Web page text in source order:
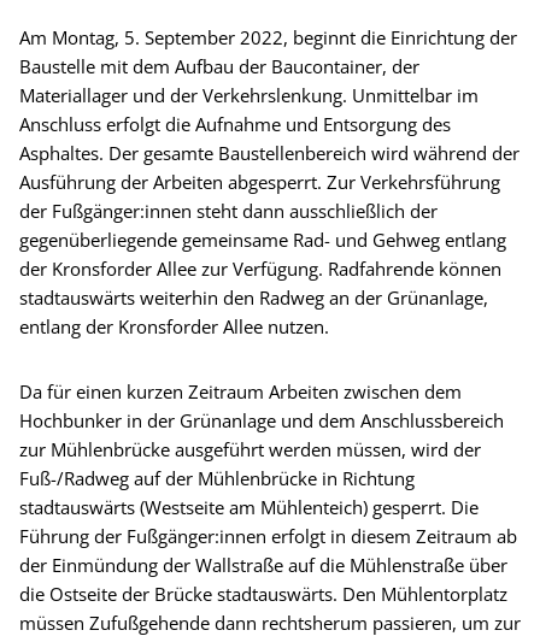
Am Montag, 5. September 2022, beginnt die Einrichtung der
Baustelle mit dem Aufbau der Baucontainer, der
Materiallager und der Verkehrslenkung. Unmittelbar im
Anschluss erfolgt die Aufnahme und Entsorgung des
Asphaltes. Der gesamte Baustellenbereich wird während der
Ausführung der Arbeiten abgesperrt. Zur Verkehrsführung
der Fußgänger:innen steht dann ausschließlich der
gegenüberliegende gemeinsame Rad- und Gehweg entlang
der Kronsforder Allee zur Verfügung. Radfahrende können
stadtauswärts weiterhin den Radweg an der Grünanlage,
entlang der Kronsforder Allee nutzen.
Da für einen kurzen Zeitraum Arbeiten zwischen dem
Hochbunker in der Grünanlage und dem Anschlussbereich
zur Mühlenbrücke ausgeführt werden müssen, wird der
Fuß-/Radweg auf der Mühlenbrücke in Richtung
stadtauswärts (Westseite am Mühlenteich) gesperrt. Die
Führung der Fußgänger:innen erfolgt in diesem Zeitraum ab
der Einmündung der Wallstraße auf die Mühlenstraße über
die Ostseite der Brücke stadtauswärts. Den Mühlentorplatz
müssen Zufußgehende dann rechtsherum passieren, um zur